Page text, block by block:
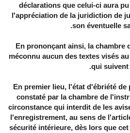
déclarations que celui-ci aura
l'appréciation de la juridiction de
son éventuelle
12. En prononçant ainsi, la
méconnu aucun des textes visés
qui suivent.
13. En premier lieu, l'état d'ébriété
constaté par la chambre de
circonstance qui interdit de les
l'enregistrement, au sens de
sécurité intérieure, dès lors que